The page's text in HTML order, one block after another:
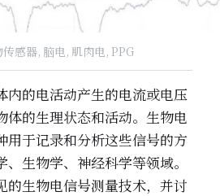
感器, 脑电, 肌肉电, PPG
内的电活动产生的电流或电压
体的生理状态和活动。生物电
用于记录和分析这些信号的方
生物学、神经科学等领域。
的生物电信号测量技术，并讨